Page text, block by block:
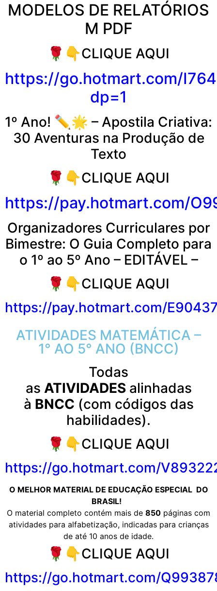
MODELOS DE RELATÓRIOS
M PDF
🌹👇CLIQUE AQUI
https://go.hotmart.com/
dp=1
1º Ano! ✏️🌟 – Apostila Criativa:
30 Aventuras na Produção de
Texto
🌹👇CLIQUE AQUI
https://pay.hotmart.com/
Organizadores Curriculares por
Bimestre: O Guia Completo para
o 1º ao 5º Ano – EDITÁVEL –
🌹👇CLIQUE AQUI
https://pay.hotmart.com/
ATIVIDADES MATEMÁTICA –
1° AO 5° ANO (BNCC)
Todas
as ATIVIDADESalinhadas
à BNCC (com códigos das
habilidades).
🌹👇CLIQUE AQUI
https://go.hotmart.com/
O MELHOR MATERIAL DE EDUCAÇÃO ESPECIAL DO
BRASIL!
O material completo contém mais de 850 páginas com
atividades para alfabetização, indicadas para crianças
de até 10 anos de idade.
🌹👇CLIQUE AQUI
https://go.hotmart.com/